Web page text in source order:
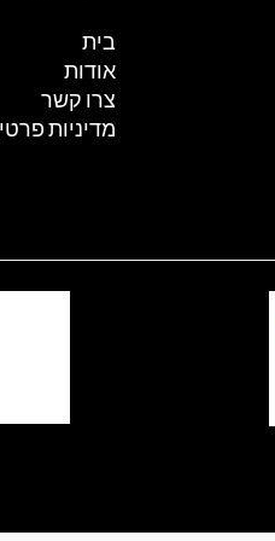
בית
אודות
צרו קשר
מדיניות